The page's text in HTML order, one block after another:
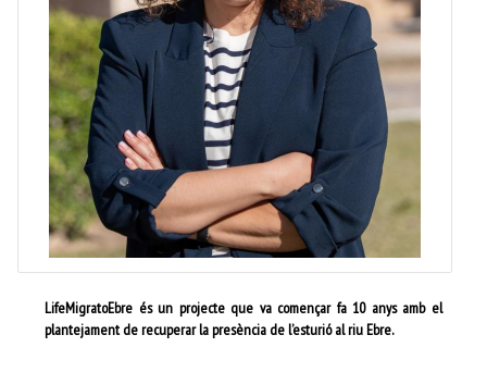
LifeMigratoEbre és un projecte que va començar fa 10 anys amb el
plantejament de recuperar la presència de l’esturió al riu Ebre.